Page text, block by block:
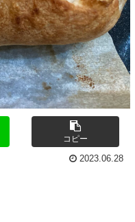
コピー
2023.06.28